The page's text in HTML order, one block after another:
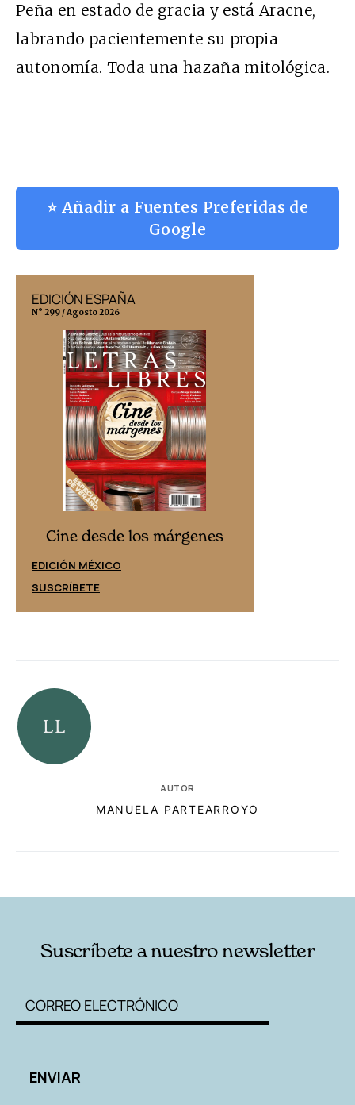
Peña en estado de gracia y está Aracne,
labrando pacientemente su propia
autonomía. Toda una hazaña mitológica.
⭐ Añadir a Fuentes Preferidas de
Google
EDICIÓN ESPAÑA
N° 299 / Agosto 2026
Cine desde los márgenes
EDICIÓN MÉXICO
SUSCRÍBETE
AUTOR
MANUELA PARTEARROYO
Suscríbete a nuestro newsletter